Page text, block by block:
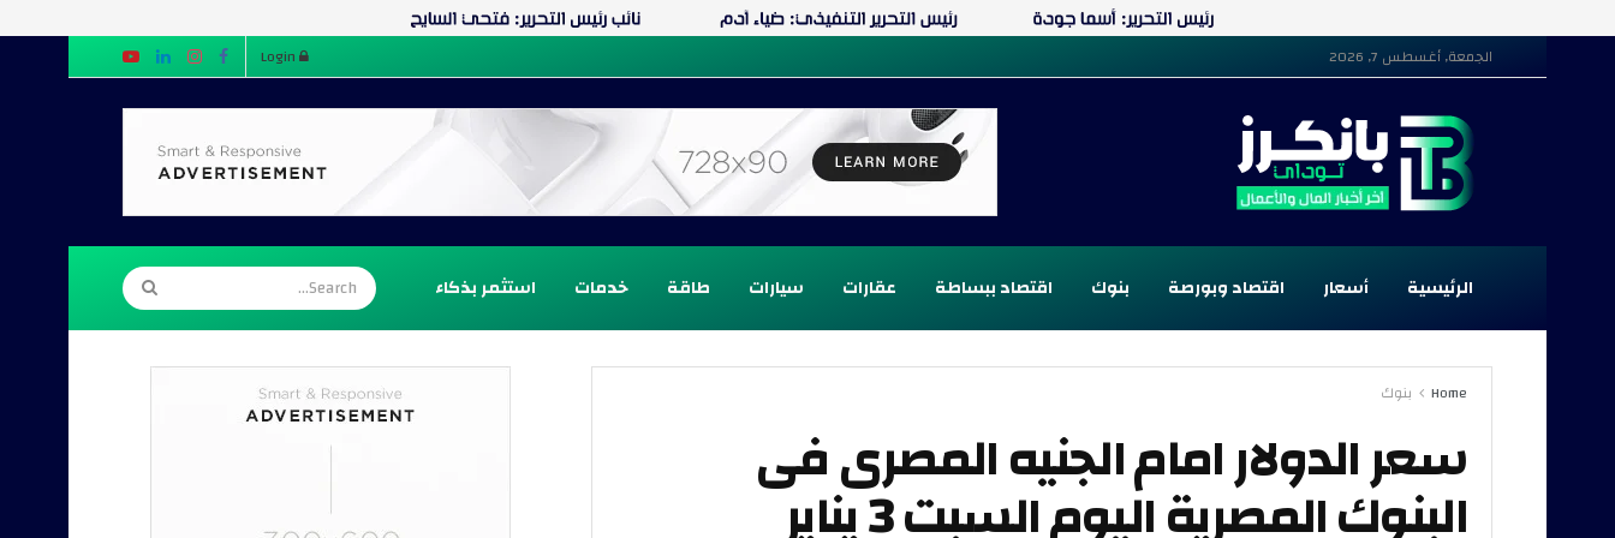
الجمعة, أغسطس 7, 2026
الرئيسية أسعار اقتصاد وبورصة بنوك اقتصاد ببساطة عقارات سيارات طاقة خدمات استثمر بذكاء
Home بنوك
سعر الدولار امام الجنيه المصرى فى
البنوك المصرية اليوم السبت 3 يناير